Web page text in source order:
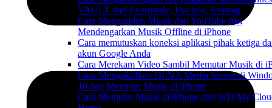
VAULT dari Evermusic, Flacbox, Evertag
Cara Mengunduh Musik dari YouTube dan
Mendengarkan Musik Offline di iPhone
Cara memutuskan koneksi aplikasi pihak ketiga
akun Google Anda
Cara Merekam Video Sambil Memutar Musik di
Cara Mengaktifkan DLNA Media Server di
10 dan Memutar Musik di iPhone
Cara Memutar Musik di iPhone dari WD My